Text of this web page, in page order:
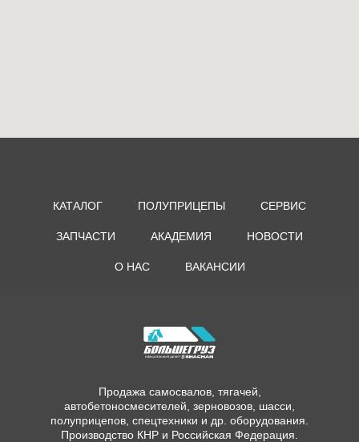
КАТАЛОГ ПОЛУПРИЦЕПЫ СЕРВИС
ЗАПЧАСТИ АКАДЕМИЯ НОВОСТИ
О НАС ВАКАНСИИ
Продажа самосвалов, тягачей,
автобетоносмесителей, зерновозов, шасси,
полуприцепов, спецтехники и др. оборудования.
Производство КНР и Российская Федерация.